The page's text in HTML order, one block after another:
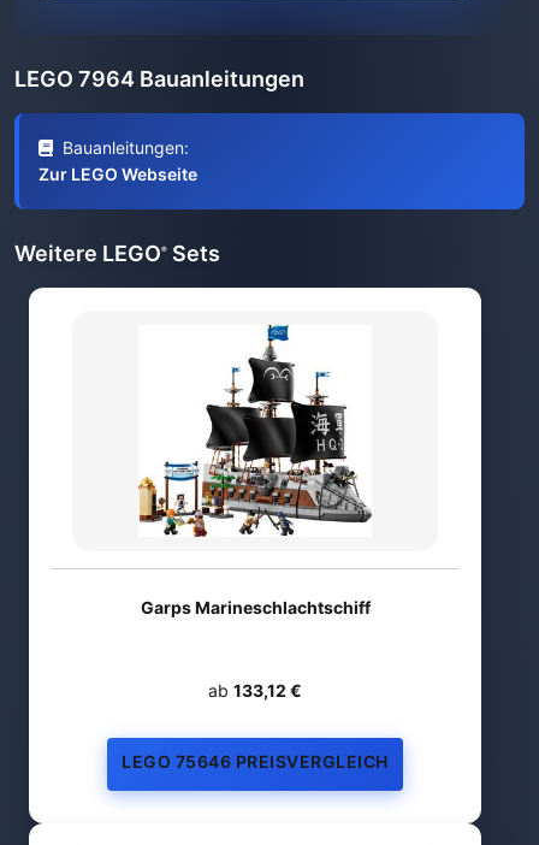
LEGO 7964 Bauanleitungen
Bauanleitungen:
Zur LEGO Webseite
Weitere LEGO® Sets
Garps Marineschlachtschiff
ab 133,12 €
LEGO 75646 PREISVERGLEICH